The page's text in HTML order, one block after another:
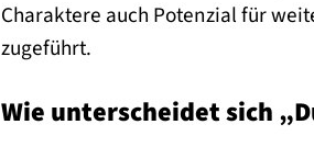
Charaktere auch Potenzial für
zugeführt.
Wie unterscheidet sich